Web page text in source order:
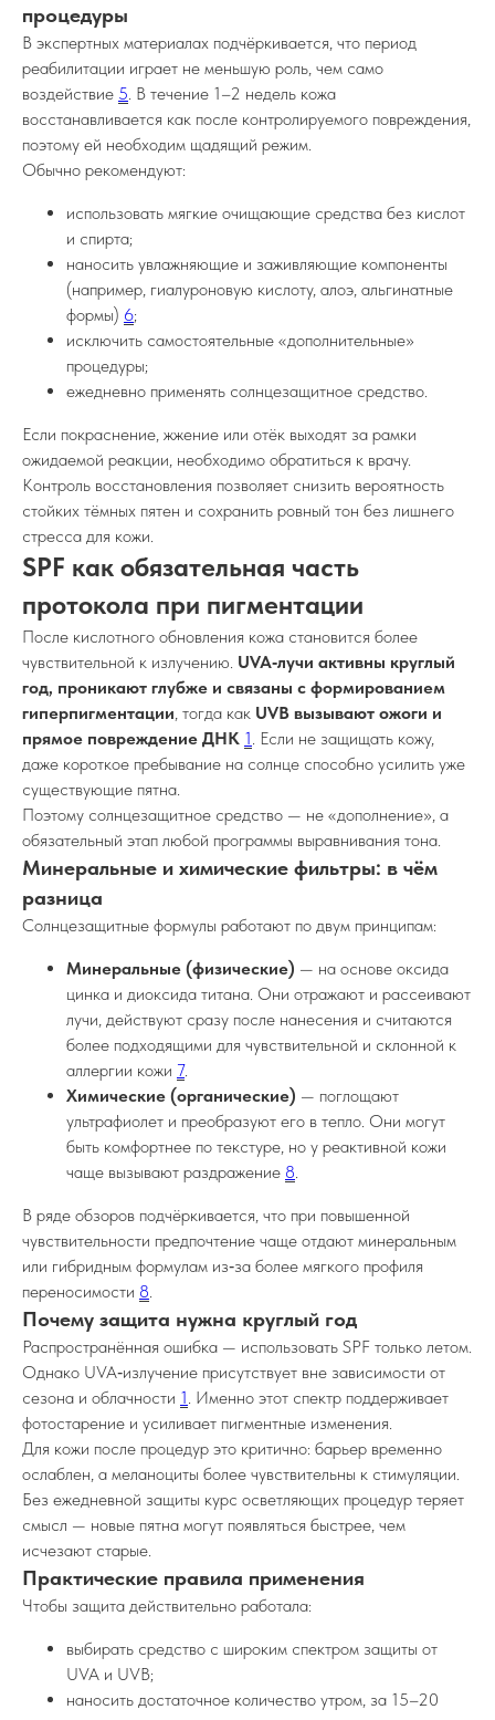
процедуры
В экспертных материалах подчёркивается, что период
реабилитации играет не меньшую роль, чем само
воздействие 5. В течение 1–2 недель кожа
восстанавливается как после контролируемого повреждения,
поэтому ей необходим щадящий режим.
Обычно рекомендуют:
использовать мягкие очищающие средства без кислот
и спирта;
наносить увлажняющие и заживляющие компоненты
(например, гиалуроновую кислоту, алоэ, альгинатные
формы) 6;
исключить самостоятельные «дополнительные»
процедуры;
ежедневно применять солнцезащитное средство.
Если покраснение, жжение или отёк выходят за рамки
ожидаемой реакции, необходимо обратиться к врачу.
Контроль восстановления позволяет снизить вероятность
стойких тёмных пятен и сохранить ровный тон без лишнего
стресса для кожи.
SPF как обязательная часть
протокола при пигментации
После кислотного обновления кожа становится более
чувствительной к излучению. UVA‑лучи активны круглый
год, проникают глубже и связаны с формированием
гиперпигментации, тогда как UVB вызывают ожоги и
прямое повреждение ДНК 1. Если не защищать кожу,
даже короткое пребывание на солнце способно усилить уже
существующие пятна.
Поэтому солнцезащитное средство — не «дополнение», а
обязательный этап любой программы выравнивания тона.
Минеральные и химические фильтры: в чём
разница
Солнцезащитные формулы работают по двум принципам:
Минеральные (физические) — на основе оксида
цинка и диоксида титана. Они отражают и рассеивают
лучи, действуют сразу после нанесения и считаются
более подходящими для чувствительной и склонной к
аллергии кожи 7.
Химические (органические) — поглощают
ультрафиолет и преобразуют его в тепло. Они могут
быть комфортнее по текстуре, но у реактивной кожи
чаще вызывают раздражение 8.
В ряде обзоров подчёркивается, что при повышенной
чувствительности предпочтение чаще отдают минеральным
или гибридным формулам из‑за более мягкого профиля
переносимости 8.
Почему защита нужна круглый год
Распространённая ошибка — использовать SPF только летом.
Однако UVA‑излучение присутствует вне зависимости от
сезона и облачности 1. Именно этот спектр поддерживает
фотостарение и усиливает пигментные изменения.
Для кожи после процедур это критично: барьер временно
ослаблен, а меланоциты более чувствительны к стимуляции.
Без ежедневной защиты курс осветляющих процедур теряет
смысл — новые пятна могут появляться быстрее, чем
исчезают старые.
Практические правила применения
Чтобы защита действительно работала:
выбирать средство с широким спектром защиты от
UVA и UVB;
наносить достаточное количество утром, за 15–20
+7 978 025 25 45
Севастополь
ул. Колобова, д. 21Б, пом. 12
Клиника эстетической косметологии в
Крыму